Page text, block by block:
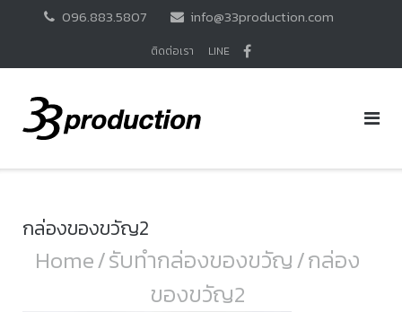
096.883.5807 info@33production.com
ติดต่อเรา LINE
กล่องของขวัญ2
Home/รับทำกล่องของขวัญ/กล่อง
ของขวัญ2